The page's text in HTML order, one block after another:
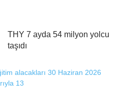
THY 7 ayda 54 milyon yolcu
taşıdı